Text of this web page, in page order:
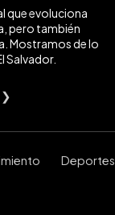
que evoluciona
pero también
Mostramos de lo
Salvador.
❯
Deportes